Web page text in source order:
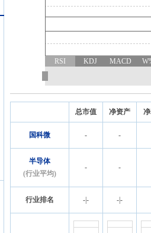
RSI KDJ MACD
总市值 净资产
国科微 - -
半导体
(行业平均)
- -
行业排名 -- --